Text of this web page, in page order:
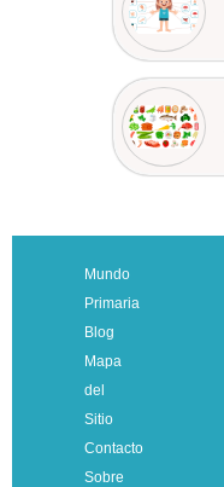
Mundo
Primaria
Blog
Mapa
del
Sitio
Contacto
Sobre